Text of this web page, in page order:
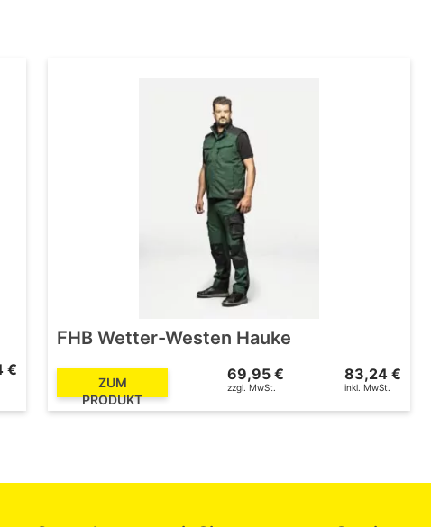
€
FHB Wetter-Westen Hauke
ZUM
PRODUKT
69,95 €
zzgl. MwSt.
83,24 €
inkl. MwSt.